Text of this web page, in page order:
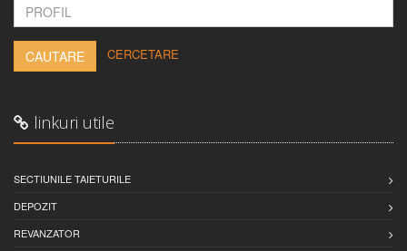
CAUTARE CERCETARE
linkuri utile
SECTIUNILE TAIETURILE
DEPOZIT
REVANZATOR